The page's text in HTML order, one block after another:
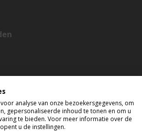
analyse van onze bezoekersgegevens, om
gepersonaliseerde inhoud te tonen en om u
te bieden. Voor meer informatie over de
u de instellingen.